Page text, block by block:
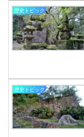
歴史トピック
歴史トピック